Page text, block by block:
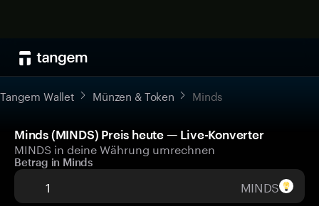
Tangem Wallet Münzen & Token Minds
Minds (MINDS) Preis heute — Live-Konverter
MINDS in deine Währung umrechnen
Betrag in Minds
MINDS